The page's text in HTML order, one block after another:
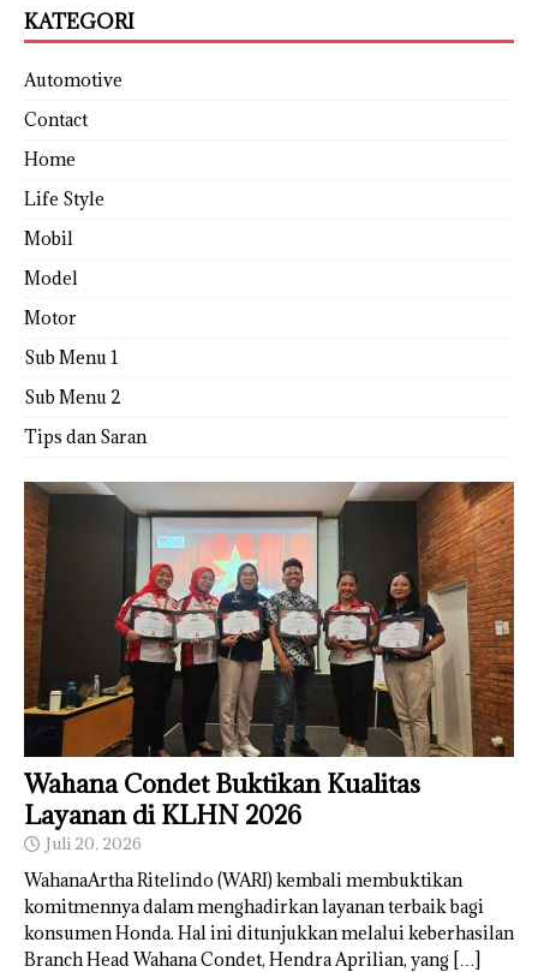
KATEGORI
Automotive
Contact
Home
Life Style
Mobil
Model
Motor
Sub Menu 1
Sub Menu 2
Tips dan Saran
Wahana Condet Buktikan Kualitas
Layanan di KLHN 2026
Juli 20, 2026
WahanaArtha Ritelindo (WARI) kembali membuktikan
komitmennya dalam menghadirkan layanan terbaik bagi
konsumen Honda. Hal ini ditunjukkan melalui keberhasilan
Branch Head Wahana Condet, Hendra Aprilian, yang […]